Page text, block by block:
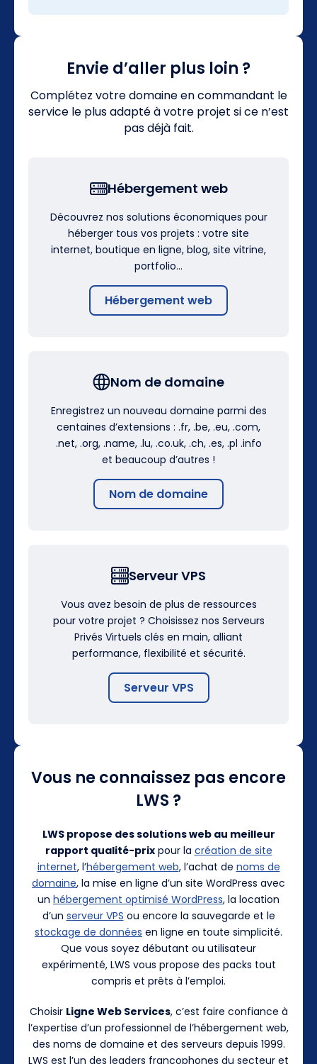
Envie d’aller plus loin ?
Complétez votre domaine en commandant le
service le plus adapté à votre projet si ce n’est
pas déjà fait.
Hébergement web
Découvrez nos solutions économiques pour
héberger tous vos projets : votre site
internet, boutique en ligne, blog, site vitrine,
portfolio…
Hébergement web
Nom de domaine
Enregistrez un nouveau domaine parmi des
centaines d’extensions : .fr, .be, .eu, .com,
.net, .org, .name, .lu, .co.uk, .ch, .es, .pl .info
et beaucoup d’autres !
Nom de domaine
Serveur VPS
Vous avez besoin de plus de ressources
pour votre projet ? Choisissez nos Serveurs
Privés Virtuels clés en main, alliant
performance, flexibilité et sécurité.
Serveur VPS
Vous ne connaissez pas encore
LWS ?
LWS propose des solutions web au meilleur
rapport qualité-prixpour la création de site
internet, l’hébergement web, l’achat de noms de
domaine, la mise en ligne d’un site WordPress avec
un hébergement optimisé WordPress, la location
d’un serveur VPS ou encore la sauvegarde et le
stockage de données en ligne en toute simplicité.
Que vous soyez débutant ou utilisateur
expérimenté, LWS vous propose des packs tout
compris et prêts à l’emploi.
Choisir Ligne Web Services, c’est faire confiance à
l’expertise d’un professionnel de l’hébergement web,
des noms de domaine et des serveurs depuis 1999.
LWS est l’un des leaders francophones du secteur et